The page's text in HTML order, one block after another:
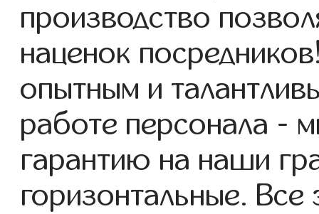
производство
наценок
опытным и
работе персонала -
гарантию на наши
горизонтальные. Все